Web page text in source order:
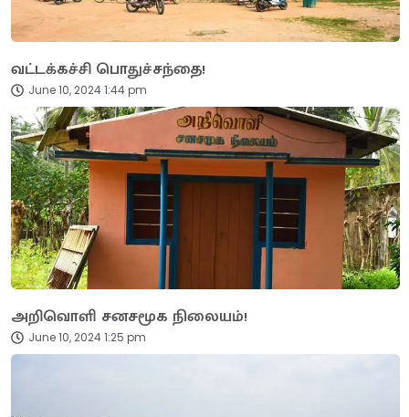
வட்டக்கச்சி பொதுச்சந்தை!
June 10, 2024 1:44 pm
அறிவொளி சனசமூக நிலையம்!
June 10, 2024 1:25 pm